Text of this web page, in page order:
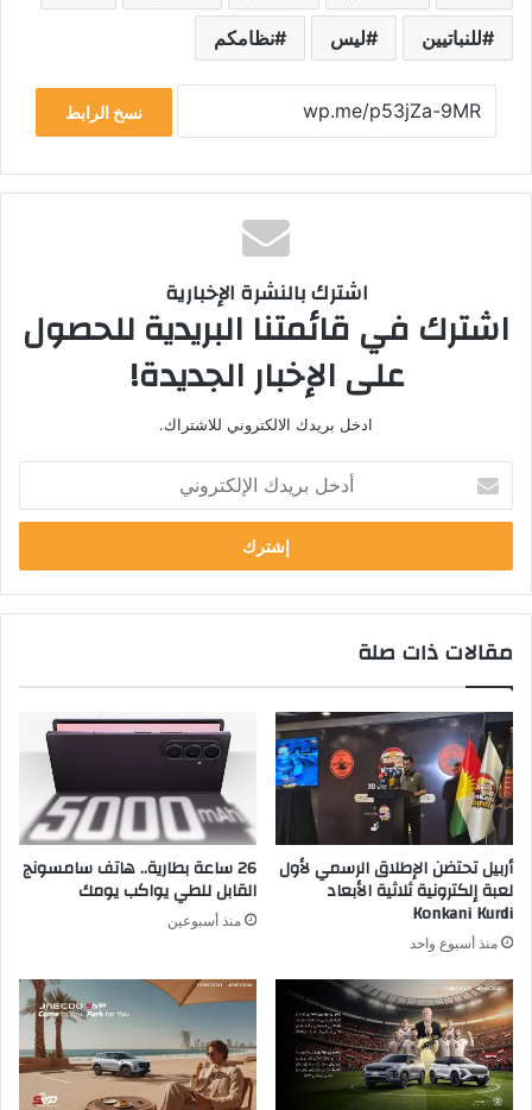
للنباتيين ليس نظامكم
نسخ الرابط
اشترك بالنشرة الإخبارية
اشترك في قائمتنا البريدية للحصول
على الإخبار الجديدة!
ادخل بريدك الالكتروني للاشتراك.
خ
ب
ر
د
ا
ل
ل
ك
ر
و
ن
ي
مقالات ذات صلة
أربيل تحتضن الإطلاق الرسمي لأول
لعبة إلكترونية ثلاثية الأبعاد
Konkani Kurdi
منذ أسبوع واحد
26 ساعة بطارية.. هاتف سامسونج
القابل للطي يواكب يومك
منذ أسبوعين